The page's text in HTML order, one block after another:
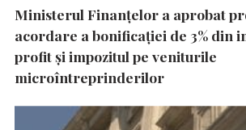
Ministerul Finanțelor a aprobat
acordare a bonificației de 3% din
profit și impozitul pe veniturile
microîntreprinderilor